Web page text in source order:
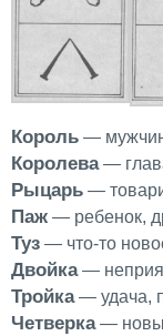
Король —
Королева—
Рыцарь —
Паж — ребенок,
Туз — что-то
Двойка—
Тройка— удача,
Четверка—